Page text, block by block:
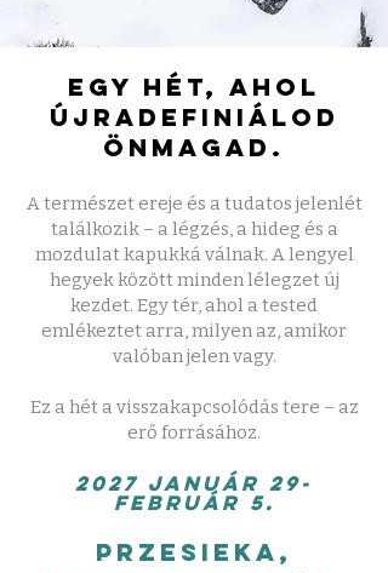
Egy hét, ahol
újradefiniálod
önmagad.
A természet ereje és a tudatos jelenlét
találkozik – a légzés, a hideg és a
mozdulat kapukká válnak. A lengyel
hegyek között minden lélegzet új
kezdet. Egy tér, ahol a tested
emlékeztet arra, milyen az, amikor
valóban jelen vagy.
Ez a hét a visszakapcsolódás tere – az
erő forrásához.
2027 január 29-
február 5.
Przesieka,